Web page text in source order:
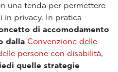
una tenda per permettere
in privacy. In pratica
di accomodamento
dalla Convenzione delle
persone con disabilità,
quelle strategie